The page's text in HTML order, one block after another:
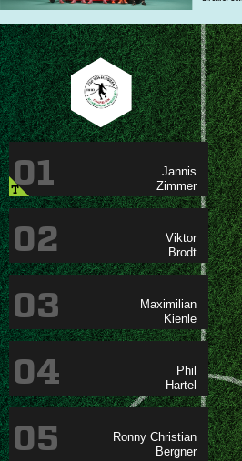


01
T


02


03


04
 

05